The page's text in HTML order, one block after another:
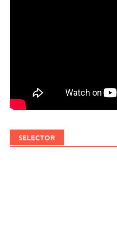
SELECTOR